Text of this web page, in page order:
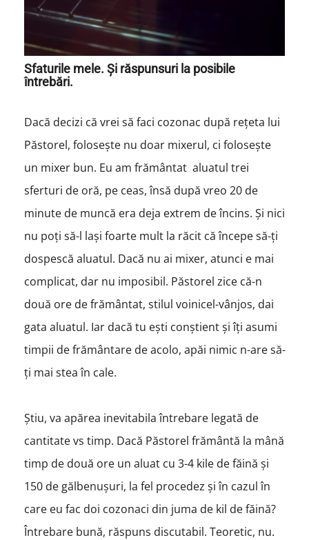
Sfaturile mele. Și răspunsuri la posibile
întrebări.
Dacă decizi că vrei să faci cozonac după rețeta lui
Păstorel, folosește nu doar mixerul, ci folosește
un mixer bun. Eu am frământat aluatul trei
sferturi de oră, pe ceas, însă după vreo 20 de
minute de muncă era deja extrem de încins. Și nici
nu poți să-l lași foarte mult la răcit că începe să-ți
dospescă aluatul. Dacă nu ai mixer, atunci e mai
complicat, dar nu imposibil. Păstorel zice că-n
două ore de frământat, stilul voinicel-vânjos, dai
gata aluatul. Iar dacă tu ești conștient și îți asumi
timpii de frământare de acolo, apăi nimic n-are să-
ți mai stea în cale.
Știu, va apărea inevitabila întrebare legată de
cantitate vs timp. Dacă Păstorel frământă la mână
timp de două ore un aluat cu 3-4 kile de făină și
150 de gălbenușuri, la fel procedez și în cazul în
care eu fac doi cozonaci din juma de kil de făină?
Întrebare bună, răspuns discutabil. Teoretic, nu.